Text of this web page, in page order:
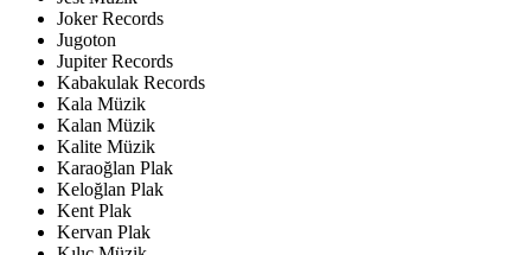
Joker Records
Jugoton
Jupiter Records
Kabakulak Records
Kala Müzik
Kalan Müzik
Kalite Müzik
Karaoğlan Plak
Keloğlan Plak
Kent Plak
Kervan Plak